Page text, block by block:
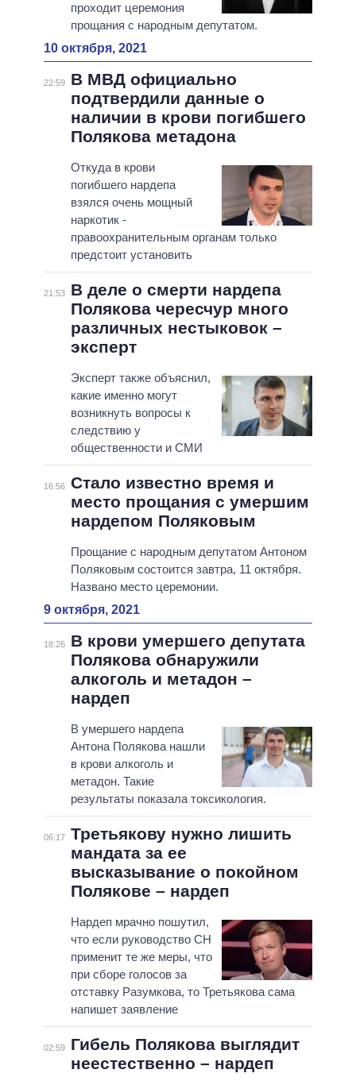
проходит церемония
прощания с народным депутатом.
10 октября, 2021
22:59
В МВД официально
подтвердили данные о
наличии в крови погибшего
Полякова метадона
Откуда в крови
погибшего нардепа
взялся очень мощный
наркотик -
правоохранительным органам только
предстоит установить
21:53
В деле о смерти нардепа
Полякова чересчур много
различных нестыковок –
эксперт
Эксперт также объяснил,
какие именно могут
возникнуть вопросы к
следствию у
общественности и СМИ
16:56 Стало известно время и
место прощания с умершим
нардепом Поляковым
Прощание с народным депутатом Антоном
Поляковым состоится завтра, 11 октября.
Названо место церемонии.
9 октября, 2021
18:26
В крови умершего депутата
Полякова обнаружили
алкоголь и метадон –
нардеп
В умершего нардепа
Антона Полякова нашли
в крови алкоголь и
метадон. Такие
результаты показала токсикология.
06:17 Третьякову нужно лишить
мандата за ее
высказывание о покойном
Полякове – нардеп
Нардеп мрачно пошутил,
что если руководство СН
применит те же меры, что
при сборе голосов за
отставку Разумкова, то Третьякова сама
напишет заявление
02:59
Гибель Полякова выглядит
неестественно – нардеп